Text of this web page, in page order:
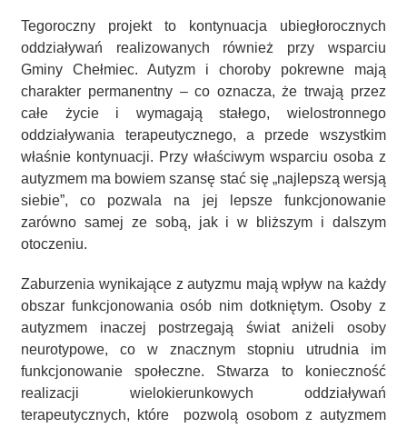
Tegoroczny projekt to kontynuacja ubiegłorocznych
oddziaływań realizowanych również przy wsparciu
Gminy Chełmiec. Autyzm i choroby pokrewne mają
charakter permanentny – co oznacza, że trwają przez
całe życie i wymagają stałego, wielostronnego
oddziaływania terapeutycznego, a przede wszystkim
właśnie kontynuacji. Przy właściwym wsparciu osoba z
autyzmem ma bowiem szansę stać się „najlepszą wersją
siebie”, co pozwala na jej lepsze funkcjonowanie
zarówno samej ze sobą, jak i w bliższym i dalszym
otoczeniu.
Zaburzenia wynikające z autyzmu mają wpływ na każdy
obszar funkcjonowania osób nim dotkniętym. Osoby z
autyzmem inaczej postrzegają świat aniżeli osoby
neurotypowe, co w znacznym stopniu utrudnia im
funkcjonowanie społeczne. Stwarza to konieczność
realizacji wielokierunkowych oddziaływań
terapeutycznych, które pozwolą osobom z autyzmem